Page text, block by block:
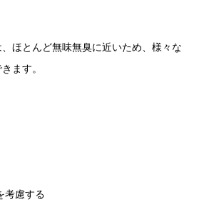
ほとんど無味無臭に近いため、様々な
ます。
考慮する